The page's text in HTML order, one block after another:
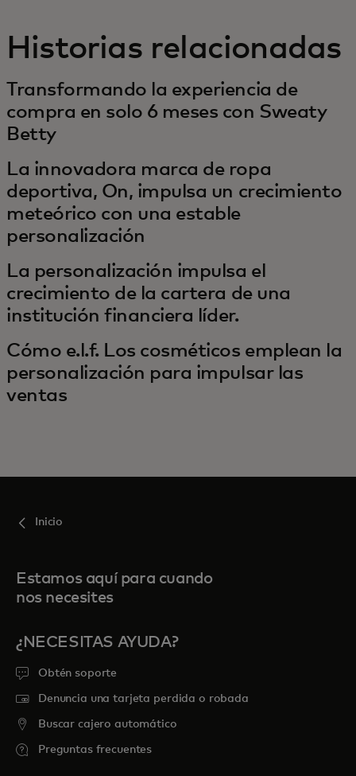
Historias relacionadas
Transformando la experiencia de
compra en solo 6 meses con Sweaty
Betty
La innovadora marca de ropa
deportiva, On, impulsa un crecimiento
meteórico con una estable
personalización
La personalización impulsa el
crecimiento de la cartera de una
institución financiera líder.
Cómo e.l.f. Los cosméticos emplean la
personalización para impulsar las
ventas
Inicio
Estamos aquí para cuando
nos necesites
¿NECESITAS AYUDA?
Obtén soporte
Denuncia una tarjeta perdida o robada
Buscar cajero automático
Preguntas frecuentes